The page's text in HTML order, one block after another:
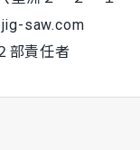
saw.com
部責任者